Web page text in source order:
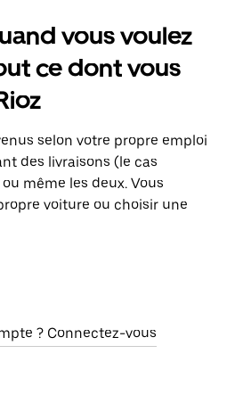
vous voulez
ce dont vous
selon votre propre emploi
des livraisons (le cas
même les deux. Vous
voiture ou choisir une
? Connectez-vous